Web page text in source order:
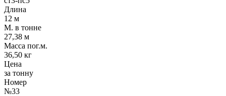
Длина
12 м
М. в тонне
27,38 м
Масса пог.м.
36,50 кг
Цена
за тонну
Номер
№33